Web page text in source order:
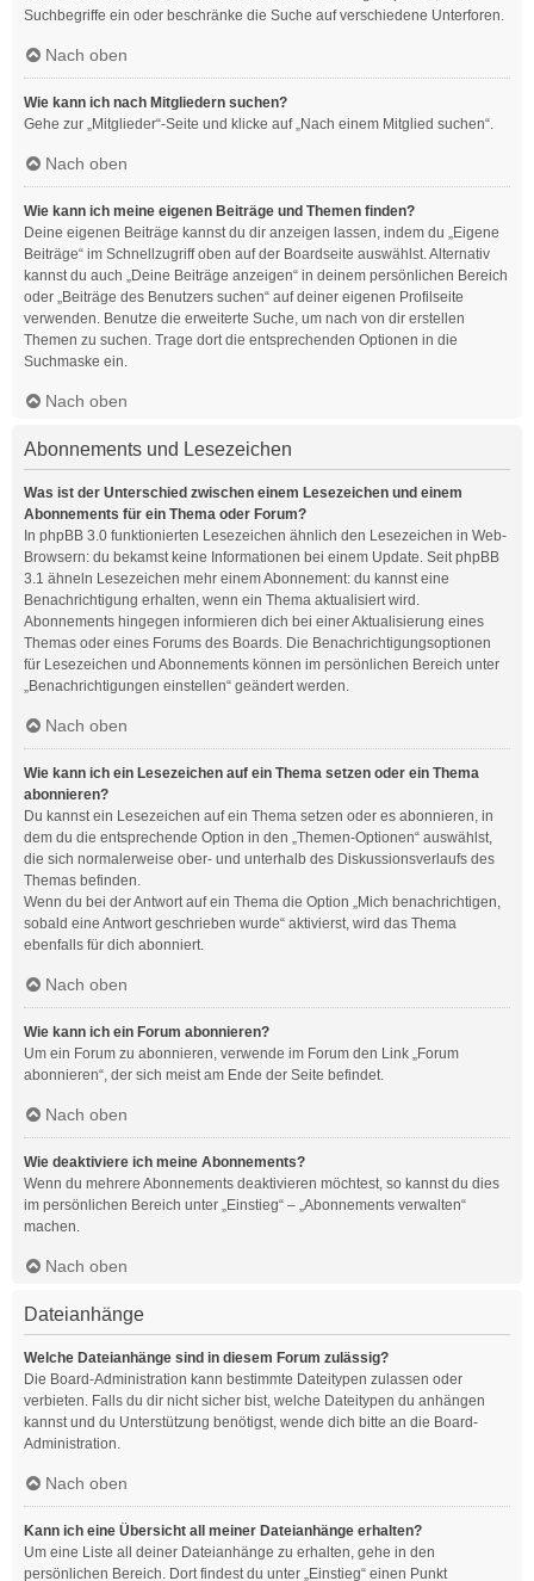
Suchbegriffe ein oder beschränke die Suche auf verschiedene Unterforen.
Nach oben
Wie kann ich nach Mitgliedern suchen?
Gehe zur „Mitglieder“-Seite und klicke auf „Nach einem Mitglied suchen“.
Nach oben
Wie kann ich meine eigenen Beiträge und Themen finden?
Deine eigenen Beiträge kannst du dir anzeigen lassen, indem du „Eigene
Beiträge“ im Schnellzugriff oben auf der Boardseite auswählst. Alternativ
kannst du auch „Deine Beiträge anzeigen“ in deinem persönlichen Bereich
oder „Beiträge des Benutzers suchen“ auf deiner eigenen Profilseite
verwenden. Benutze die erweiterte Suche, um nach von dir erstellen
Themen zu suchen. Trage dort die entsprechenden Optionen in die
Suchmaske ein.
Nach oben
Abonnements und Lesezeichen
Was ist der Unterschied zwischen einem Lesezeichen und einem
Abonnements für ein Thema oder Forum?
In phpBB 3.0 funktionierten Lesezeichen ähnlich den Lesezeichen in Web-
Browsern: du bekamst keine Informationen bei einem Update. Seit phpBB
3.1 ähneln Lesezeichen mehr einem Abonnement: du kannst eine
Benachrichtigung erhalten, wenn ein Thema aktualisiert wird.
Abonnements hingegen informieren dich bei einer Aktualisierung eines
Themas oder eines Forums des Boards. Die Benachrichtigungsoptionen
für Lesezeichen und Abonnements können im persönlichen Bereich unter
„Benachrichtigungen einstellen“ geändert werden.
Nach oben
Wie kann ich ein Lesezeichen auf ein Thema setzen oder ein Thema
abonnieren?
Du kannst ein Lesezeichen auf ein Thema setzen oder es abonnieren, in
dem du die entsprechende Option in den „Themen-Optionen“ auswählst,
die sich normalerweise ober- und unterhalb des Diskussionsverlaufs des
Themas befinden.
Wenn du bei der Antwort auf ein Thema die Option „Mich benachrichtigen,
sobald eine Antwort geschrieben wurde“ aktivierst, wird das Thema
ebenfalls für dich abonniert.
Nach oben
Wie kann ich ein Forum abonnieren?
Um ein Forum zu abonnieren, verwende im Forum den Link „Forum
abonnieren“, der sich meist am Ende der Seite befindet.
Nach oben
Wie deaktiviere ich meine Abonnements?
Wenn du mehrere Abonnements deaktivieren möchtest, so kannst du dies
im persönlichen Bereich unter „Einstieg“ – „Abonnements verwalten“
machen.
Nach oben
Dateianhänge
Welche Dateianhänge sind in diesem Forum zulässig?
Die Board-Administration kann bestimmte Dateitypen zulassen oder
verbieten. Falls du dir nicht sicher bist, welche Dateitypen du anhängen
kannst und du Unterstützung benötigst, wende dich bitte an die Board-
Administration.
Nach oben
Kann ich eine Übersicht all meiner Dateianhänge erhalten?
Um eine Liste all deiner Dateianhänge zu erhalten, gehe in den
persönlichen Bereich. Dort findest du unter „Einstieg“ einen Punkt